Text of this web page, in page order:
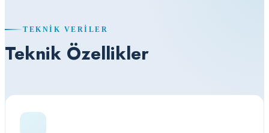
TEKNIK VERILER
Teknik Özellikler